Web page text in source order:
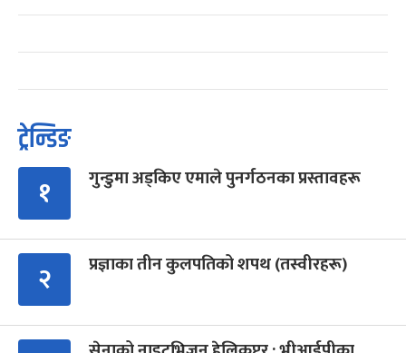
ट्रेन्डिङ
१ गुन्डुमा अड्किए एमाले पुनर्गठनका प्रस्तावहरू
२ प्रज्ञाका तीन कुलपतिको शपथ (तस्वीरहरू)